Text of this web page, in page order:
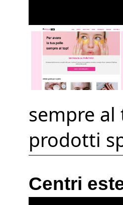
sempre
prodotti
Centri